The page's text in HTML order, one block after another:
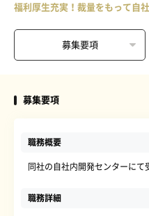
福利厚生充実！裁量をもって自
募集要項
募集要項
職務概要
同社の自社内開発センターにて
職務詳細